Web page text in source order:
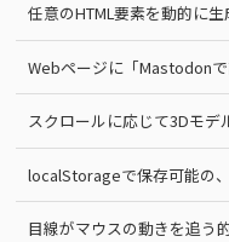
任意のHTML要素を動的に生
Webページに「Mastodon
スクロールに応じて3Dモデ
localStorageで保存可能の
目線がマウスの動きを追う